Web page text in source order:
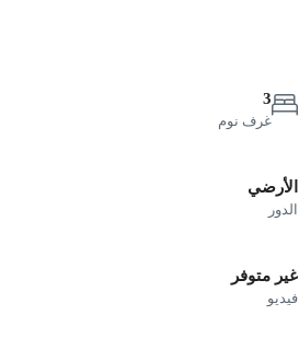
3
غرف نوم
الأرضي
الدور
غير متوفر
فيديو